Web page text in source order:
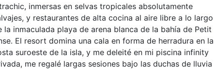
inmersas en selvas tropicales absolutamente
y restaurantes de alta cocina al aire libre a lo largo
la inmaculada playa de arena blanca de la bahía de Petit
El resort domina una cala en forma de herradura en la
suroeste de la isla, y me deleité en mi piscina infinity
me regalé largas sesiones bajo las duchas de lluvia